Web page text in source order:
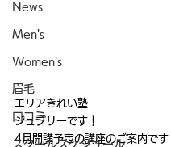
News
Men's
Women's
眉毛
口コミ
スクールスケジュール
エリアきれい塾
ジュブリーです！
4月開講予定の講座のご案内です